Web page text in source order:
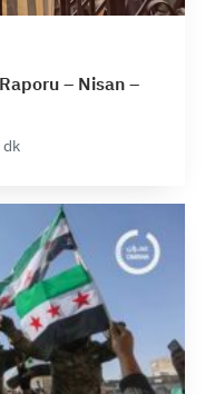
– Nisan –
مركز عمران للدراسات الاستراتيجية · 13 dk